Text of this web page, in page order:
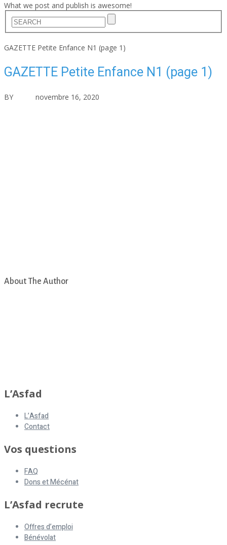
What we post and publish is awesome!
GAZETTE Petite Enfance N1 (page 1)
GAZETTE Petite Enfance N1 (page 1)
BY novembre 16, 2020
About The Author
L’Asfad
L’Asfad
Contact
Vos questions
FAQ
Dons et Mécénat
L’Asfad recrute
Offres d’emploi
Bénévolat